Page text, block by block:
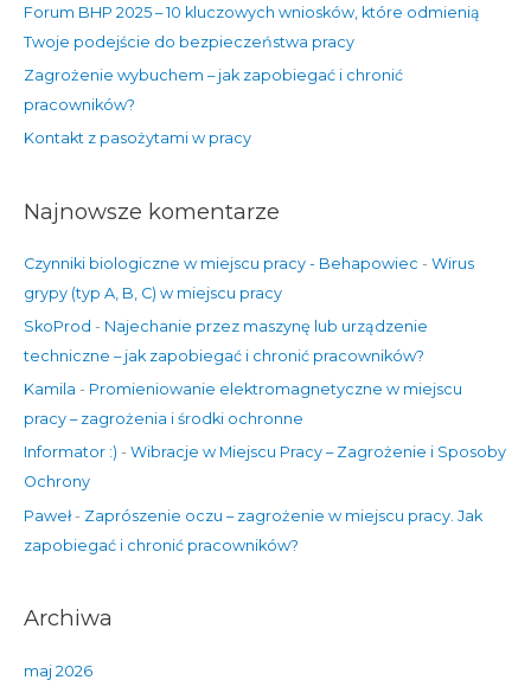
a
Forum BHP 2025 – 10 kluczowych wniosków, które odmienią
Twoje podejście do bezpieczeństwa pracy
Zagrożenie wybuchem – jak zapobiegać i chronić
pracowników?
Kontakt z pasożytami w pracy
Najnowsze komentarze
Czynniki biologiczne w miejscu pracy - Behapowiec - Wirus
grypy (typ A, B, C) w miejscu pracy
SkoProd - Najechanie przez maszynę lub urządzenie
techniczne – jak zapobiegać i chronić pracowników?
Kamila - Promieniowanie elektromagnetyczne w miejscu
pracy – zagrożenia i środki ochronne
Informator :) - Wibracje w Miejscu Pracy – Zagrożenie i Sposoby
Ochrony
Paweł- Zaprószenie oczu – zagrożenie w miejscu pracy. Jak
zapobiegać i chronić pracowników?
Archiwa
maj 2026